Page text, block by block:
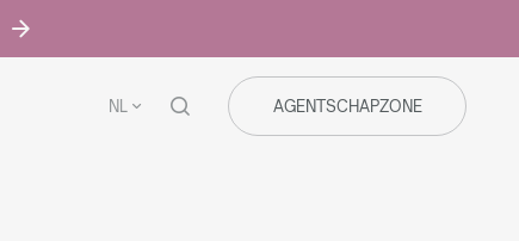
NL AGENTSCHAPZONE